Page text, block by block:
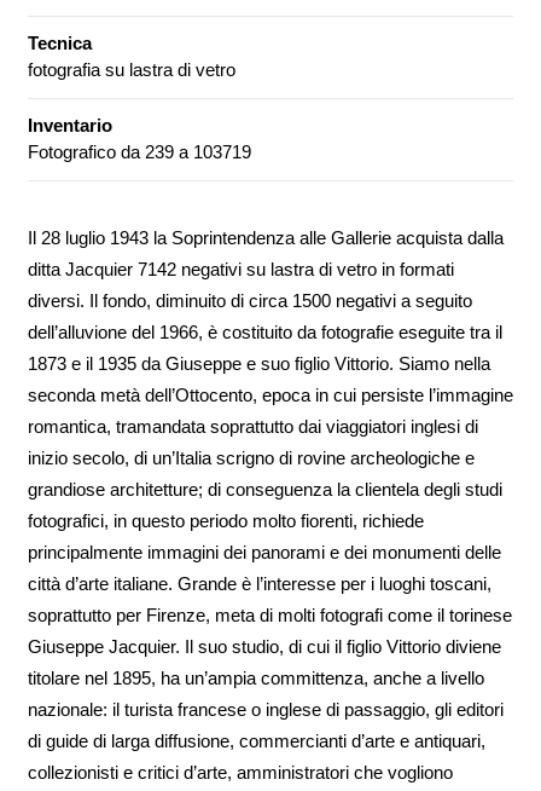
Tecnica
fotografia su lastra di vetro
Inventario
Fotografico da 239 a 103719
Il 28 luglio 1943 la Soprintendenza alle Gallerie acquista dalla
ditta Jacquier 7142 negativi su lastra di vetro in formati
diversi. Il fondo, diminuito di circa 1500 negativi a seguito
dell’alluvione del 1966, è costituito da fotografie eseguite tra il
1873 e il 1935 da Giuseppe e suo figlio Vittorio. Siamo nella
seconda metà dell’Ottocento, epoca in cui persiste l’immagine
romantica, tramandata soprattutto dai viaggiatori inglesi di
inizio secolo, di un’Italia scrigno di rovine archeologiche e
grandiose architetture; di conseguenza la clientela degli studi
fotografici, in questo periodo molto fiorenti, richiede
principalmente immagini dei panorami e dei monumenti delle
città d’arte italiane. Grande è l’interesse per i luoghi toscani,
soprattutto per Firenze, meta di molti fotografi come il torinese
Giuseppe Jacquier. Il suo studio, di cui il figlio Vittorio diviene
titolare nel 1895, ha un’ampia committenza, anche a livello
nazionale: il turista francese o inglese di passaggio, gli editori
di guide di larga diffusione, commercianti d’arte e antiquari,
collezionisti e critici d’arte, amministratori che vogliono